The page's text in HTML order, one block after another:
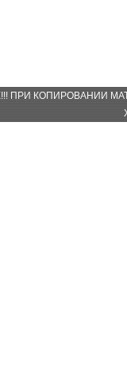
ПРИ КОПИРОВАНИИ